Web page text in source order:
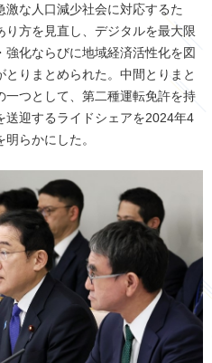
な人口減少社会に対応するた
方を見直し、デジタルを最大限
化ならびに地域経済活性化を図
りまとめられた。中間とりまと
つとして、第二種運転免許を持
送迎するライドシェアを2024年4
らかにした。